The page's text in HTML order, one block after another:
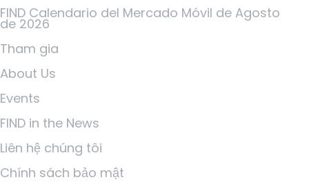
FIND Calendario del Mercado Móvil de Agosto
de 2026
Tham gia
About Us
Events
FIND in the News
Liên hệ chúng tôi
Chính sách bảo mật